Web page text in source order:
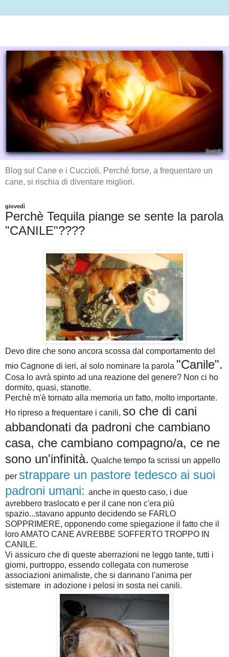
Blog sul Cane e i Cuccioli. Perché forse, a frequentare un
cane, si rischia di diventare migliori.
giovedì
Perchè Tequila piange se sente la parola
"CANILE"????
Devo dire che sono ancora scossa dal comportamento del
mio Cagnone di ieri, al solo nominare la parola "Canile".
Cosa lo avrà spinto ad una reazione del genere? Non ci ho
dormito, quasi, stanotte.
Perchè m'è tornato alla memoria un fatto, molto importante.
Ho ripreso a frequentare i canili, so che di cani
abbandonati da padroni che cambiano
casa, che cambiano compagno/a, ce ne
sono un'infinità. Qualche tempo fa scrissi un appello
per strappare un pastore tedesco ai suoi
padroni umani: anche in questo caso, i due
avrebbero traslocato e per il cane non c'era più
spazio...stavano appunto decidendo se FARLO
SOPPRIMERE, opponendo come spiegazione il fatto che il
loro AMATO CANE AVREBBE SOFFERTO TROPPO IN
CANILE.
Vi assicuro che di queste aberrazioni ne leggo tante, tutti i
giorni, purtroppo, essendo collegata con numerose
associazioni animaliste, che si dannano l'anima per
sistemare in adozione i pelosi in sosta nei canili.